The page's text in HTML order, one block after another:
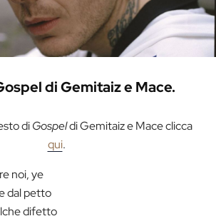
di Gemitaiz e Mace.
diGospeldi Gemitaiz e Mace clicca
qui.
noi, ye
dal petto
difetto